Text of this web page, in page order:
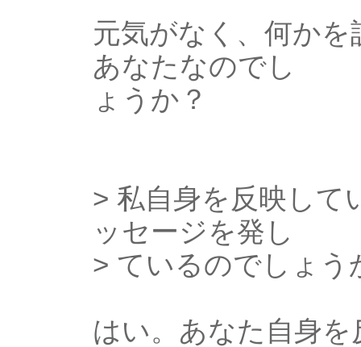
元気がなく、何か
あなたなのでし
ょうか？
> 私自身を反映して
ッセージを発し
> ているのでしょう
はい。あなた自身